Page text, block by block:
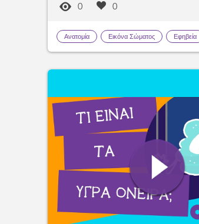
0 0
Ανατομία Εικόνα Σώματος Εφηβεία